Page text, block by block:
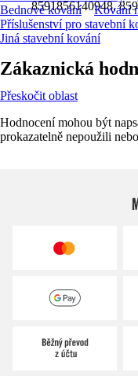
8591856140948,
Bednové kování
Kování
Příslušenství pro stavební
Jiná stavební kování
Zákaznická
Přeskočit oblast
Hodnocení mohou být
prokazatelně nepoužili